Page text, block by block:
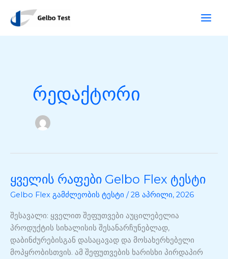
გადასვლა
რედაქტორი
ყველის რაფები Gelbo Flex ტესტი
Gelbo Flex გამძლეობის ტესტი /28 აპრილი, 2026
შესავალი: ყველით შეფუთვები აუცილებელია
პროდუქტის სიხალისის შესანარჩუნებლად,
დაბინძურებისგან დასაცავად და მოსახერხებელი
მოპყრობისთვის. ამ შეფუთვების ხარისხი პირდაპირ
ყველის
რაფები
Flex
ტესტი
ე
ბ